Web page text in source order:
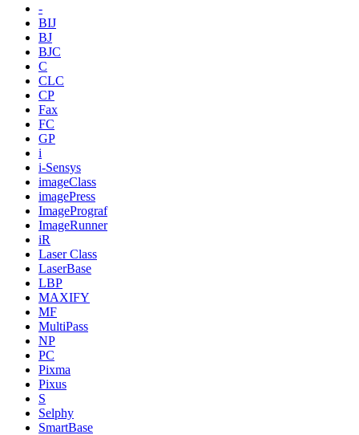
-
BIJ
BJ
BJC
C
CLC
CP
Fax
FC
GP
i
i-Sensys
imageClass
imagePress
ImagePrograf
ImageRunner
iR
Laser Class
LaserBase
LBP
MAXIFY
MF
MultiPass
NP
PC
Pixma
Pixus
S
Selphy
SmartBase